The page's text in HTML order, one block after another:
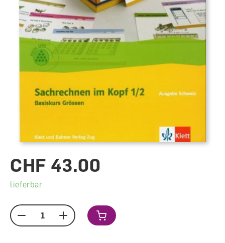
CHF 43.00
lieferbar
Menge